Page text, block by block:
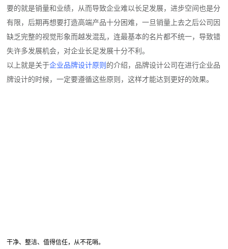
要的就是销量和业绩，从而导致企业难以长足发展，进步空间也是分
有限，后期再想要打造高端产品十分困难，一旦销量上去之后公司因
缺乏完整的视觉形象而越发混乱，连最基本的名片都不统一，导致错
失许多发展机会，对企业长足发展十分不利。
以上就是关于企业品牌设计原则的介绍，品牌设计公司在进行企业品
牌设计的时候，一定要遵循这些原则，这样才能达到更好的效果。
干净、整洁、值得信任，从不花哨。